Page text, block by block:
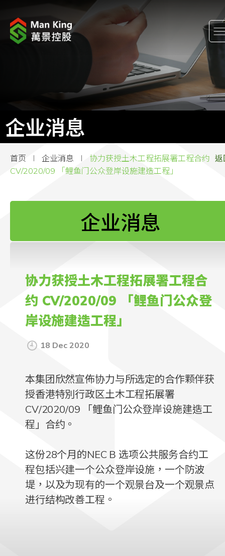
企业消息
首页 企业消息
协力获授土木工程拓展署工程合约
CV/2020/09 「鲤鱼门公众登岸设施建造工程」
返
企业消息
协力获授土木工程拓展署工程合
约 CV/2020/09 「鲤鱼门公众登
岸设施建造工程」
18 Dec 2020
本集团欣然宣佈协力与所选定的合作颗伴获
授香港特別行政区土木工程拓展署
CV/2020/09 「鲤鱼门公众登岸设施建造工
程」合约。
这份28个月的NEC B 选项公共服务合约工
程包括兴建一个公众登岸设施，一个防波
堤，以及为现有的一个观景台及一个观景点
进行结构改善工程。
关于我们
企业消息
企业社会责任